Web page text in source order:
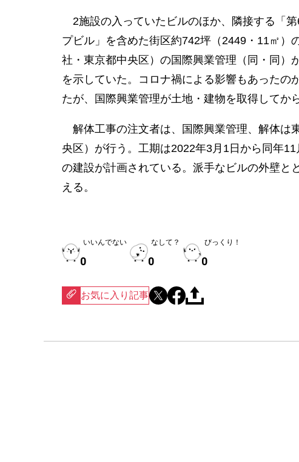
2施設の入っていたビルのほか、隣接する「
プビル」を含めた街区約742坪（2449・11㎡）
社・東京都中央区）の国際興業管理（同・同）
を示していた。コロナ禍による影響もあった
たが、国際興業管理が土地・建物を取得してか
解体工事の注文者は、国際興業管理、解体は
央区）が行う。工期は2022年3月1日から同年
の建設が計画されている。派手なビルの外壁と
える。
いいんでない
0
なして？
0
びっくり！
0
お気に入り記事